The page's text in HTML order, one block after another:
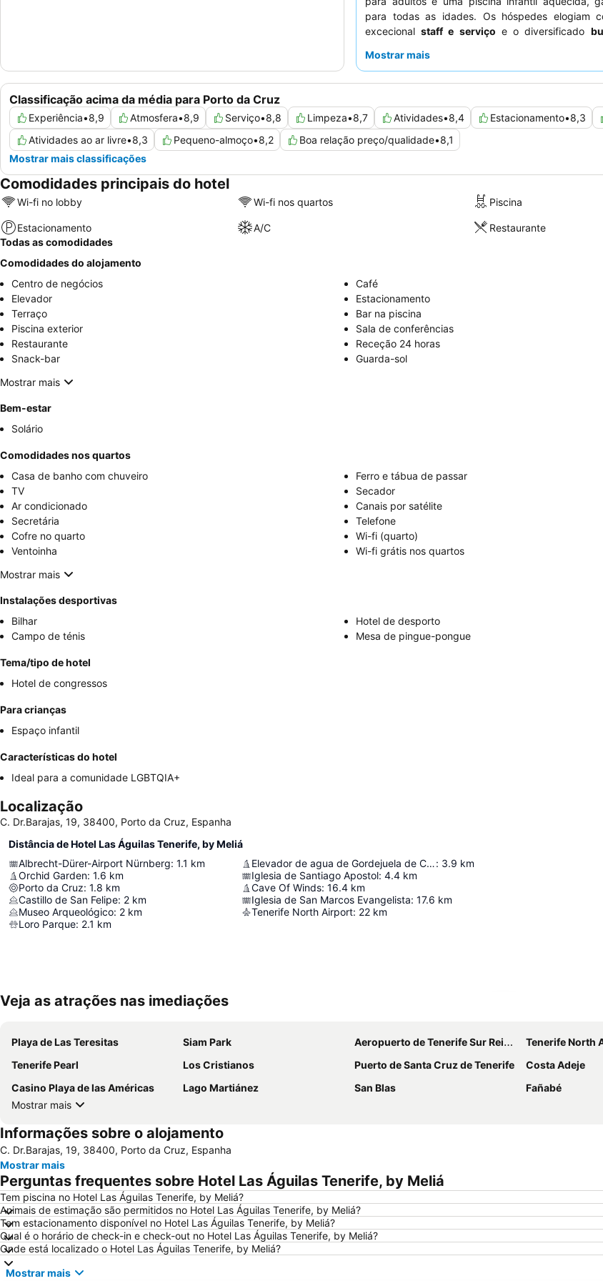
para todas as idades. Os hóspedes elogiam
excecionalstaff e serviço e o diversificado
verdadeiramente indulgente, considere
Mostrar mais
Classificação acima da média para Porto da Cruz
Experiência•8,9 Atmosfera•8,9 Serviço•8,8 Limpeza•8,7 Atividades•8,4 Estacionamento•8,3
Atividades ao ar livre•8,3 Pequeno-almoço•8,2 Boa relação preço/qualidade•8,1
Mostrar mais classificações
Comodidades principais do hotel
Wi-fi no lobby Wi-fi nos quartos Piscina
Estacionamento A/C
Restaurante
Todas as comodidades
Comodidades do alojamento
Centro de negócios
Café
Elevador
Estacionamento
Terraço
Bar na piscina
Piscina exterior
Sala de conferências
Restaurante
Receção 24 horas
Snack-bar
Guarda-sol
Mostrar mais
Bem-estar
Solário
Comodidades nos quartos
Casa de banho com chuveiro
Ferro e tábua de passar
TV
Secador
Ar condicionado
Canais por satélite
Secretária
Telefone
Cofre no quarto
Wi-fi (quarto)
Ventoinha
Wi-fi grátis nos quartos
Mostrar mais
Instalações desportivas
Bilhar
Hotel de desporto
Campo de ténis
Mesa de pingue-pongue
Tema/tipo de hotel
Hotel de congressos
Para crianças
Espaço infantil
Características do hotel
Ideal para a comunidade LGBTQIA+
Localização
C. Dr.Barajas, 19, 38400, Porto da Cruz, Espanha
Distância de Hotel Las Águilas Tenerife, by Meliá
Albrecht-Dürer-Airport Nürnberg: 1.1 km
Orchid Garden: 1.6 km
Porto da Cruz: 1.8 km
Castillo de San Felipe: 2 km
Museo Arqueológico: 2 km
Loro Parque: 2.1 km
Elevador de agua de Gordejuela de Casa Hamilton: 3.9 km
Iglesia de Santiago Apostol: 4.4 km
Cave Of Winds: 16.4 km
Iglesia de San Marcos Evangelista: 17.6 km
Tenerife North Airport: 22 km
Veja as atrações nas imediações
Playa de Las Teresitas Siam Park Aeropuerto de Tenerife Sur Reina Sofía
Tenerife North
Tenerife Pearl
Los Cristianos Puerto de Santa Cruz de Tenerife
Costa Adeje
Casino Playa de las Américas
Lago Martiánez San Blas
Fañabé
Mostrar mais
Informações sobre o alojamento
C. Dr.Barajas, 19, 38400, Porto da Cruz, Espanha
Mostrar mais
Perguntas frequentes sobre Hotel Las Águilas Tenerife, by Meliá
Tem piscina no Hotel Las Águilas Tenerife, by Meliá?
Animais de estimação são permitidos no Hotel Las Águilas Tenerife, by Meliá?
Tem estacionamento disponível no Hotel Las Águilas Tenerife, by Meliá?
Qual é o horário de check-in e check-out no Hotel Las Águilas Tenerife, by Meliá?
Onde está localizado o Hotel Las Águilas Tenerife, by Meliá?
Mostrar mais